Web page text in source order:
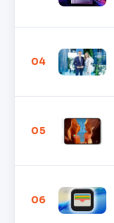
04
05
06